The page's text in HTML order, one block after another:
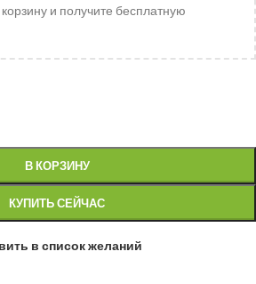
корзину и получите бесплатную
В КОРЗИНУ
КУПИТЬ СЕЙЧАС
в список желаний